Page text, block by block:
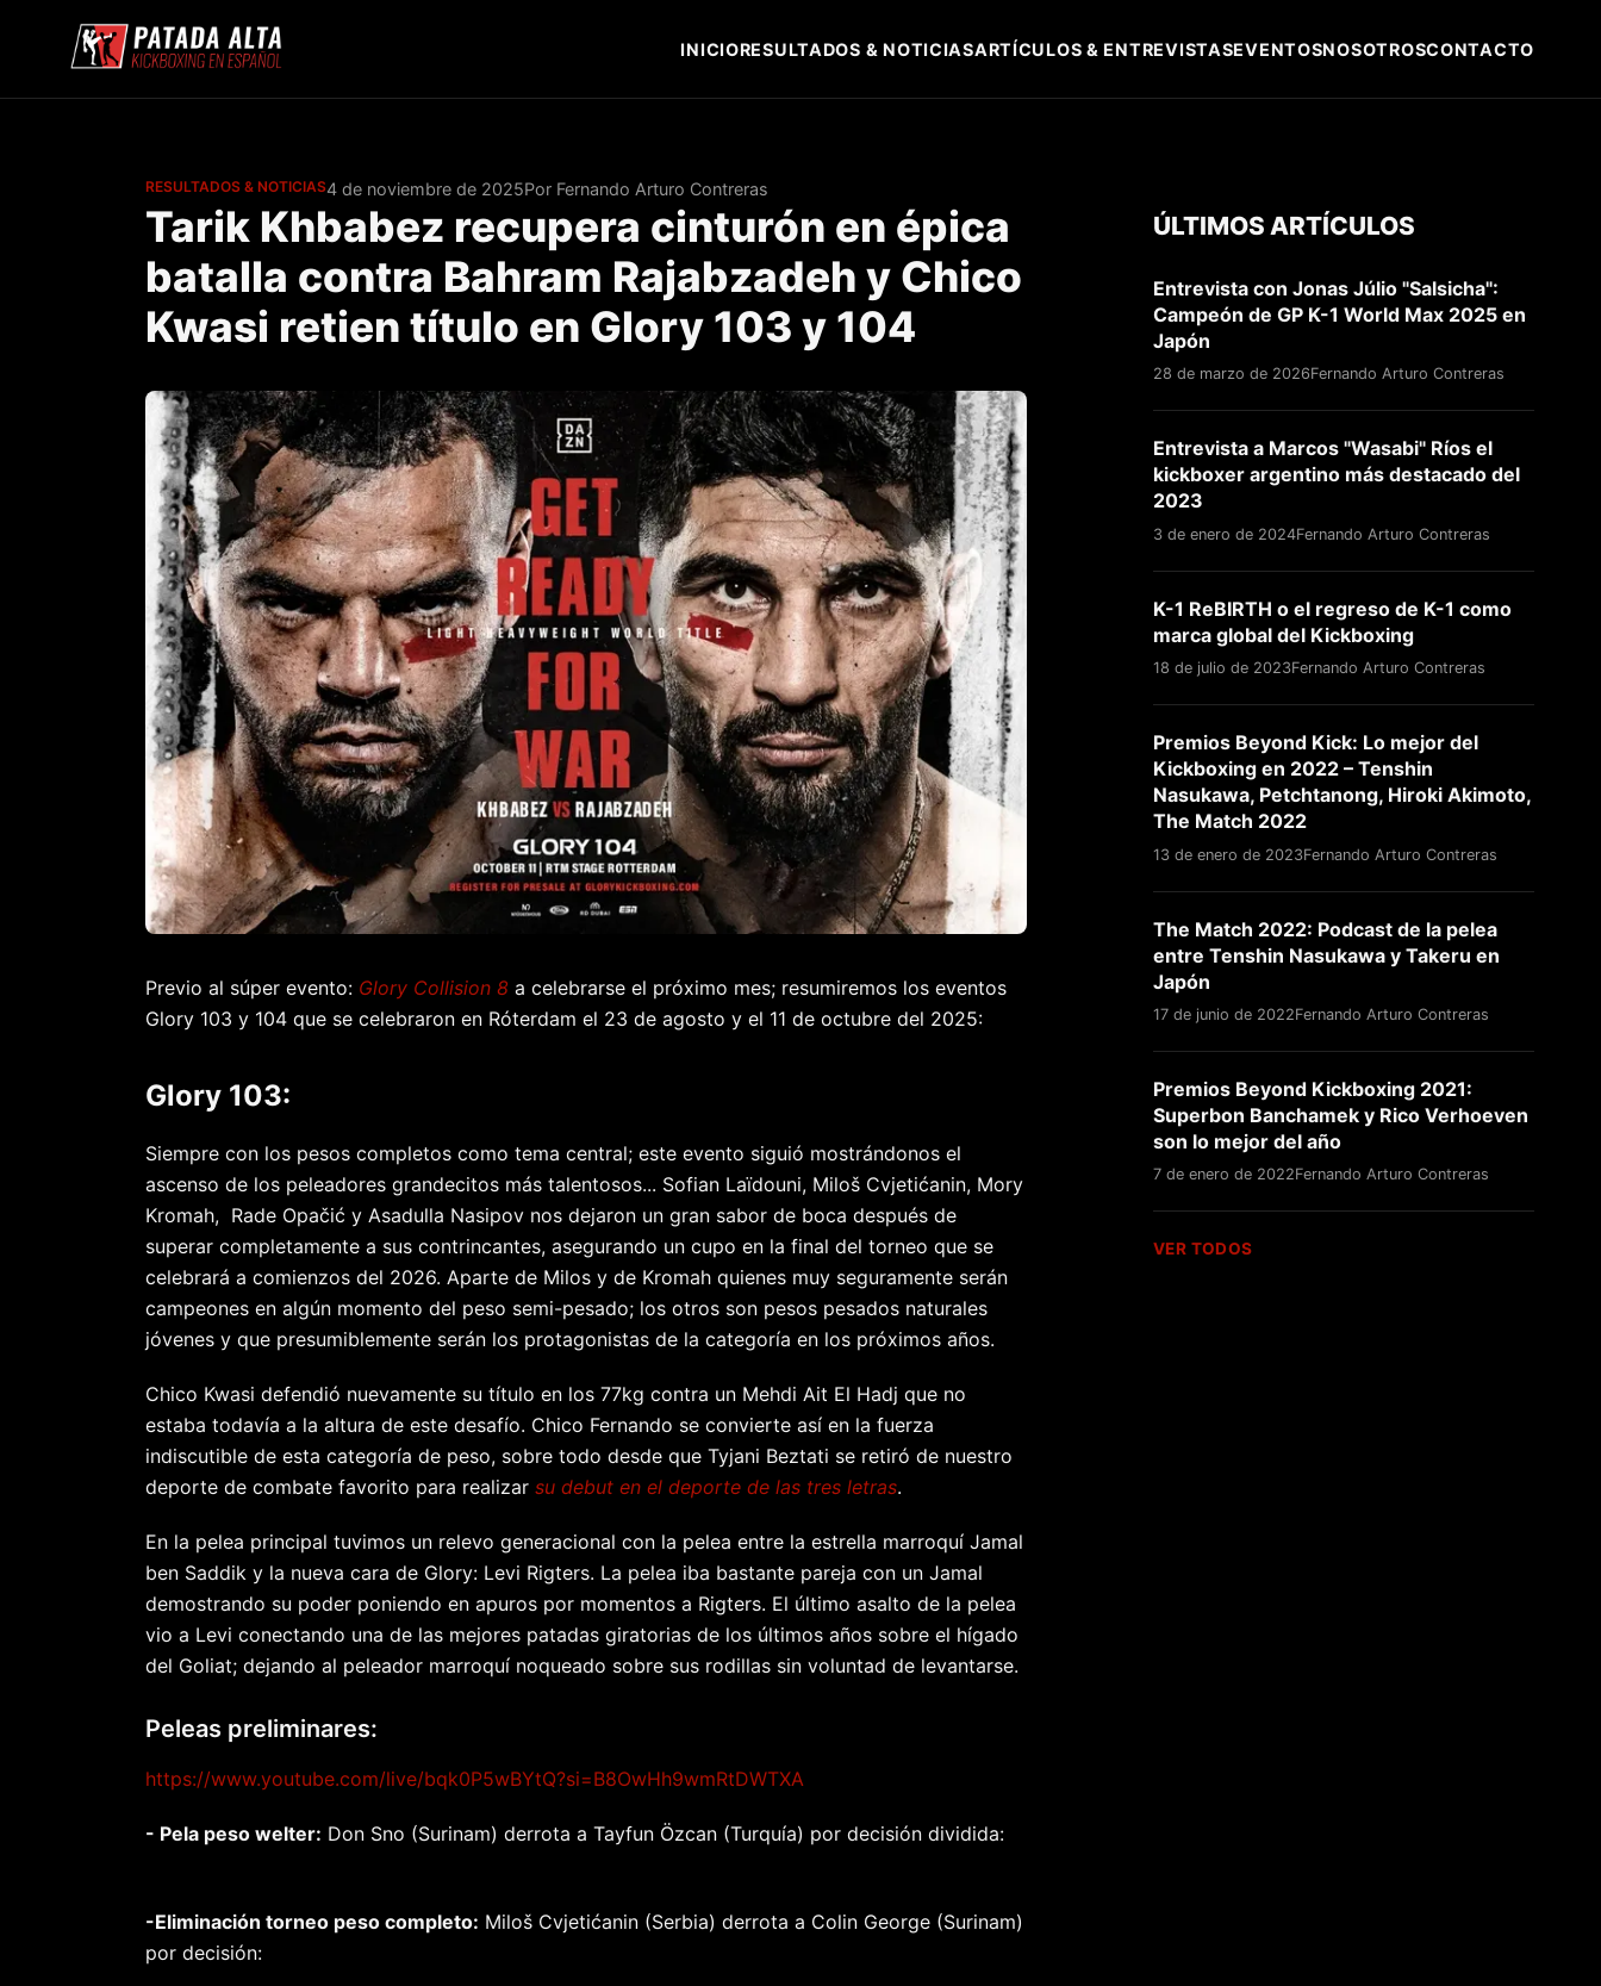
INICIORESULTADOS & NOTICIASARTÍCULOS & ENTREVISTASEVENTOSNOSOTROSCONTACTO
RESULTADOS & NOTICIAS4 de noviembre de 2025Por Fernando Arturo Contreras
Tarik Khbabez recupera cinturón en épica
batalla contra Bahram Rajabzadeh y Chico
Kwasi retien título en Glory 103 y 104
Previo al súper evento: Glory Collision 8 a celebrarse el próximo mes; resumiremos los eventos
Glory 103 y 104 que se celebraron en Róterdam el 23 de agosto y el 11 de octubre del 2025:
Glory 103:
Siempre con los pesos completos como tema central; este evento siguió mostrándonos el
ascenso de los peleadores grandecitos más talentosos... Sofian Laïdouni, Miloš Cvjetićanin, Mory
Kromah, Rade Opačić y Asadulla Nasipov nos dejaron un gran sabor de boca después de
superar completamente a sus contrincantes, asegurando un cupo en la final del torneo que se
celebrará a comienzos del 2026. Aparte de Milos y de Kromah quienes muy seguramente serán
campeones en algún momento del peso semi-pesado; los otros son pesos pesados naturales
jóvenes y que presumiblemente serán los protagonistas de la categoría en los próximos años.
Chico Kwasi defendió nuevamente su título en los 77kg contra un Mehdi Ait El Hadj que no
estaba todavía a la altura de este desafío. Chico Fernando se convierte así en la fuerza
indiscutible de esta categoría de peso, sobre todo desde que Tyjani Beztati se retiró de nuestro
deporte de combate favorito para realizar su debut en el deporte de las tres letras.
En la pelea principal tuvimos un relevo generacional con la pelea entre la estrella marroquí Jamal
ben Saddik y la nueva cara de Glory: Levi Rigters. La pelea iba bastante pareja con un Jamal
demostrando su poder poniendo en apuros por momentos a Rigters. El último asalto de la pelea
vio a Levi conectando una de las mejores patadas giratorias de los últimos años sobre el hígado
del Goliat; dejando al peleador marroquí noqueado sobre sus rodillas sin voluntad de levantarse.
Peleas preliminares:
https://www.youtube.com/live/bqk0P5wBYtQ?si=B8OwHh9wmRtDWTXA
- Pela peso welter: Don Sno (Surinam) derrota a Tayfun Özcan (Turquía) por decisión dividida:
-Eliminación torneo peso completo: Miloš Cvjetićanin (Serbia) derrota a Colin George (Surinam)
por decisión:
ÚLTIMOS ARTÍCULOS
Entrevista con Jonas Júlio "Salsicha":
Campeón de GP K-1 World Max 2025 en
Japón
28 de marzo de 2026Fernando Arturo Contreras
Entrevista a Marcos "Wasabi" Ríos el
kickboxer argentino más destacado del
2023
3 de enero de 2024Fernando Arturo Contreras
K-1 ReBIRTH o el regreso de K-1 como
marca global del Kickboxing
18 de julio de 2023Fernando Arturo Contreras
Premios Beyond Kick: Lo mejor del
Kickboxing en 2022 – Tenshin
Nasukawa, Petchtanong, Hiroki Akimoto,
The Match 2022
13 de enero de 2023Fernando Arturo Contreras
The Match 2022: Podcast de la pelea
entre Tenshin Nasukawa y Takeru en
Japón
17 de junio de 2022Fernando Arturo Contreras
Premios Beyond Kickboxing 2021:
Superbon Banchamek y Rico Verhoeven
son lo mejor del año
7 de enero de 2022Fernando Arturo Contreras
VER TODOS